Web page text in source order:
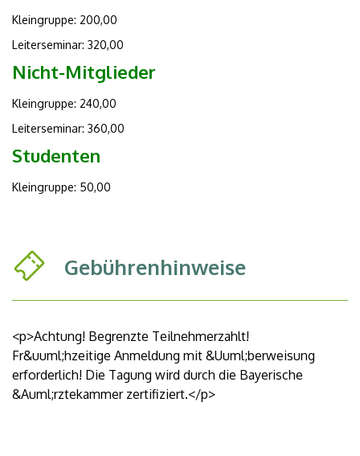
Kleingruppe: 200,00
Leiterseminar: 320,00
Nicht-Mitglieder
Kleingruppe: 240,00
Leiterseminar: 360,00
Studenten
Kleingruppe: 50,00
Gebührenhinweise
<p>Achtung! Begrenzte Teilnehmerzahlt!
Fr&uuml;hzeitige Anmeldung mit &Uuml;berweisung
erforderlich! Die Tagung wird durch die Bayerische
&Auml;rztekammer zertifiziert.</p>